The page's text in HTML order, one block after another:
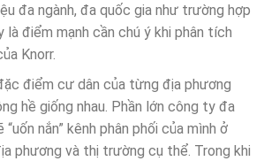
đa ngành, đa quốc gia như trường hợp
là điểm mạnh cần chú ý khi phân tích
Knorr.
điểm cư dân của từng địa phương
hề giống nhau. Phần lớn công ty đa
nắn” kênh phân phối của mình ở
phương và thị trường cụ thể. Trong khi